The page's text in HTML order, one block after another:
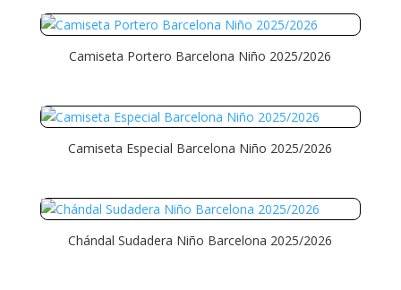
Camiseta Portero Barcelona Niño 2025/2026
Camiseta Especial Barcelona Niño 2025/2026
Chándal Sudadera Niño Barcelona 2025/2026